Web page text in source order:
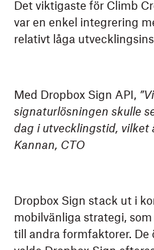
Det viktigaste för Climb
var en enkel integrering
relativt låga
Med Dropbox Sign API,
signaturlösningen skulle
dag i utvecklingstid, vilket
Kannan, CTO
Dropbox Sign stack ut i
mobilvänliga strategi,
till andra formfaktorer. De